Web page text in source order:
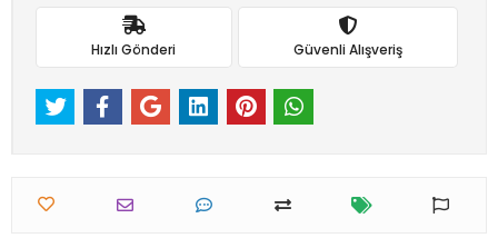
Hızlı Gönderi Güvenli Alışveriş